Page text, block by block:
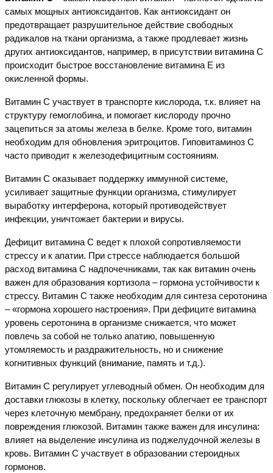
самых мощных антиоксидантов. Как антиоксидант он
предотвращает разрушительное действие свободных
радикалов на ткани организма, а также продлевает жизнь
других антиоксидантов, например, в присутствии витамина С
происходит быстрое восстановление витамина Е из
окисленной формы.
Витамин С участвует в транспорте кислорода, т.к. влияет на
структуру гемоглобина, и помогает кислороду прочно
зацепиться за атомы железа в белке. Кроме того, витамин
необходим для обновления эритроцитов. Гиповитаминоз С
часто приводит к железодефицитным состояниям.
Витамин С оказывает поддержку иммунной системе,
усиливает защитные функции организма, стимулирует
выработку интерферона, который противодействует
инфекции, уничтожает бактерии и вирусы.
Дефицит витамина С ведет к плохой сопротивляемости
стрессу и к апатии. При стрессе наблюдается большой
расход витамина С надпочечниками, так как витамин очень
важен для образования кортизола – гормона устойчивости к
стрессу. Витамин С также необходим для синтеза серотонина
– «гормона хорошего настроения». При дефиците витамина
уровень серотонина в организме снижается, что может
повлечь за собой не только апатию, повышенную
утомляемость и раздражительность, но и снижение
когнитивных функций (внимание, память и т.д.).
Витамин С регулирует углеводный обмен. Он необходим для
доставки глюкозы в клетку, поскольку облегчает ее транспорт
через клеточную мембрану, предохраняет белки от их
повреждения глюкозой. Витамин также важен для инсулина:
влияет на выделение инсулина из поджелудочной железы в
кровь. Витамин С участвует в образовании стероидных
гормонов.